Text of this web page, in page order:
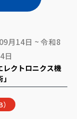
月14日 ~ 令和8
日
レクトロニクス機